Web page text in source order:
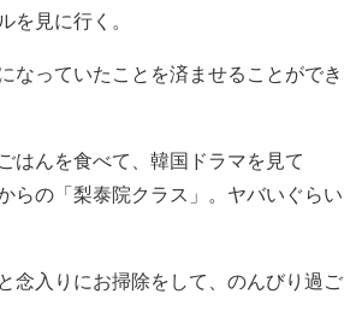
を見に行く。
なっていたことを済ませることができ
はんを食べて、韓国ドラマを見て
らの「梨泰院クラス」。ヤバいぐらい
念入りにお掃除をして、のんびり過ご